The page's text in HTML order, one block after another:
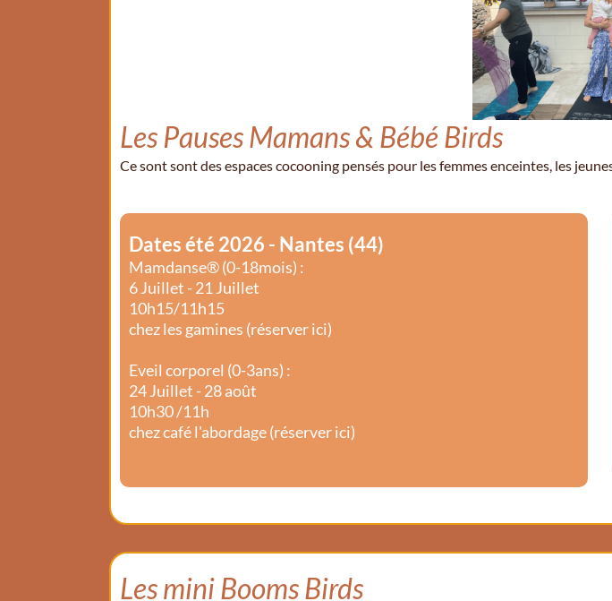
Les Pauses Mamans & Bébé Birds
Ce sont sont des espaces cocooning pensés pour les femmes enceintes, les
Dates été 2026 - Nantes (44)
Mamdanse® (0-18mois) :
6 Juillet - 21 Juillet
10h15/11h15
chez les gamines (réserver ici)
Eveil corporel (0-3ans) :
24 Juillet - 28 août
10h30 /11h
chez café l'abordage (réserver ici)
Les mini Booms Birds